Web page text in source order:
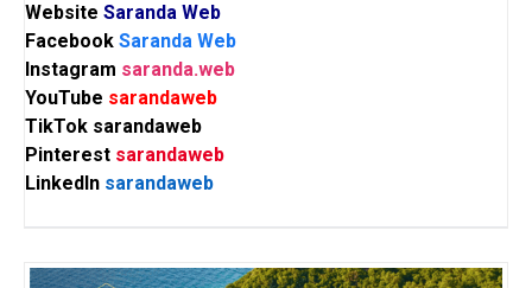
Website Saranda Web
Facebook Saranda Web
Instagram saranda.web
YouTube sarandaweb
TikTok sarandaweb
Pinterest sarandaweb
LinkedIn sarandaweb